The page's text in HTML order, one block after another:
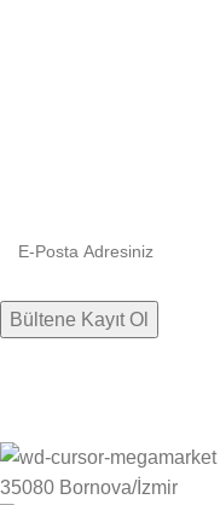
35080 Bornova/İzmir